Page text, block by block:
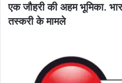
एक जौहरी की अहम भूमिका.
तस्करी के मामले